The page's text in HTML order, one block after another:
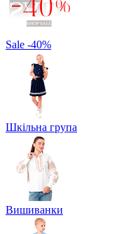
Sale -40%
Шкільна група
Вишиванки